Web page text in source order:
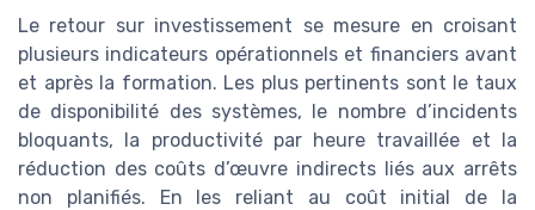
Le retour sur investissement se mesure en croisant
plusieurs indicateurs opérationnels et financiers avant
et après la formation. Les plus pertinents sont le taux
de disponibilité des systèmes, le nombre d’incidents
bloquants, la productivité par heure travaillée et la
réduction des coûts d’œuvre indirects liés aux arrêts
non planifiés. En les reliant au coût initial de la